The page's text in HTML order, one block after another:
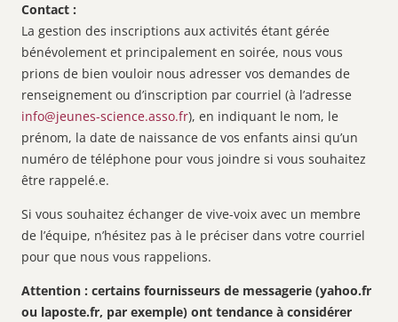
Contact :
La gestion des inscriptions aux activités étant gérée
bénévolement et principalement en soirée, nous vous
prions de bien vouloir nous adresser vos demandes de
renseignement ou d’inscription par courriel (à l’adresse
info@jeunes-science.asso.fr), en indiquant le nom, le
prénom, la date de naissance de vos enfants ainsi qu’un
numéro de téléphone pour vous joindre si vous souhaitez
être rappelé.e.
Si vous souhaitez échanger de vive-voix avec un membre
de l’équipe, n’hésitez pas à le préciser dans votre courriel
pour que nous vous rappelions.
Attention : certains fournisseurs de messagerie (yahoo.fr
ou laposte.fr, par exemple) ont tendance à considérer